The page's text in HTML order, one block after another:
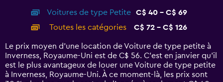
displaying
categories.
14
categories.
The
chart
has
Voitures de type Petite
C$ 40 - C$ 69
Toutes les catégories
C$ 72 - C$ 126
Le prix moyen d’une location de Voiture de type petite à
Inverness, Royaume-Uni est de C$ 56. C’est en janvier qu'il
est le plus avantageux de louer une Voiture de type petite
à Inverness, Royaume-Uni. À ce moment-là, les prix sont